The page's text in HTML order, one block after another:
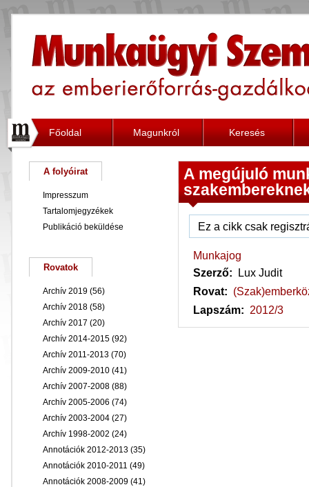
Főoldal Magunkról Keresés
A megújuló
Ez a cikk csak
Munkajog
Szerző: Lux Judit
Rovat:
Lapszám: 2012/3
A folyóirat
Impresszum
Tartalomjegyzékek
Publikáció beküldése
Rovatok
Archív 2019 (56)
Archív 2018 (58)
Archív 2017 (20)
Archív 2014-2015 (92)
Archív 2011-2013 (70)
Archív 2009-2010 (41)
Archív 2007-2008 (88)
Archív 2005-2006 (74)
Archív 2003-2004 (27)
Archív 1998-2002 (24)
Annotációk 2012-2013 (35)
Annotációk 2010-2011 (49)
Annotációk 2008-2009 (41)